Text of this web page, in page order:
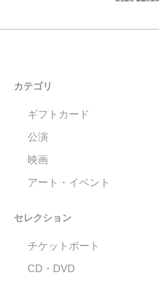
カテゴリ
ギフトカード
公演
映画
アート・イベント
セレクション
チケットポート
CD・DVD